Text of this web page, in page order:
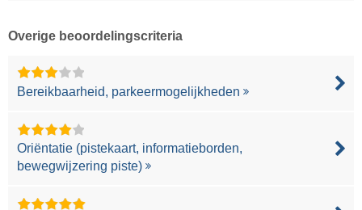
Overige beoordelingscriteria
Bereikbaarheid, parkeermogelijkheden
Oriëntatie (pistekaart, informatieborden,
bewegwijzering piste)